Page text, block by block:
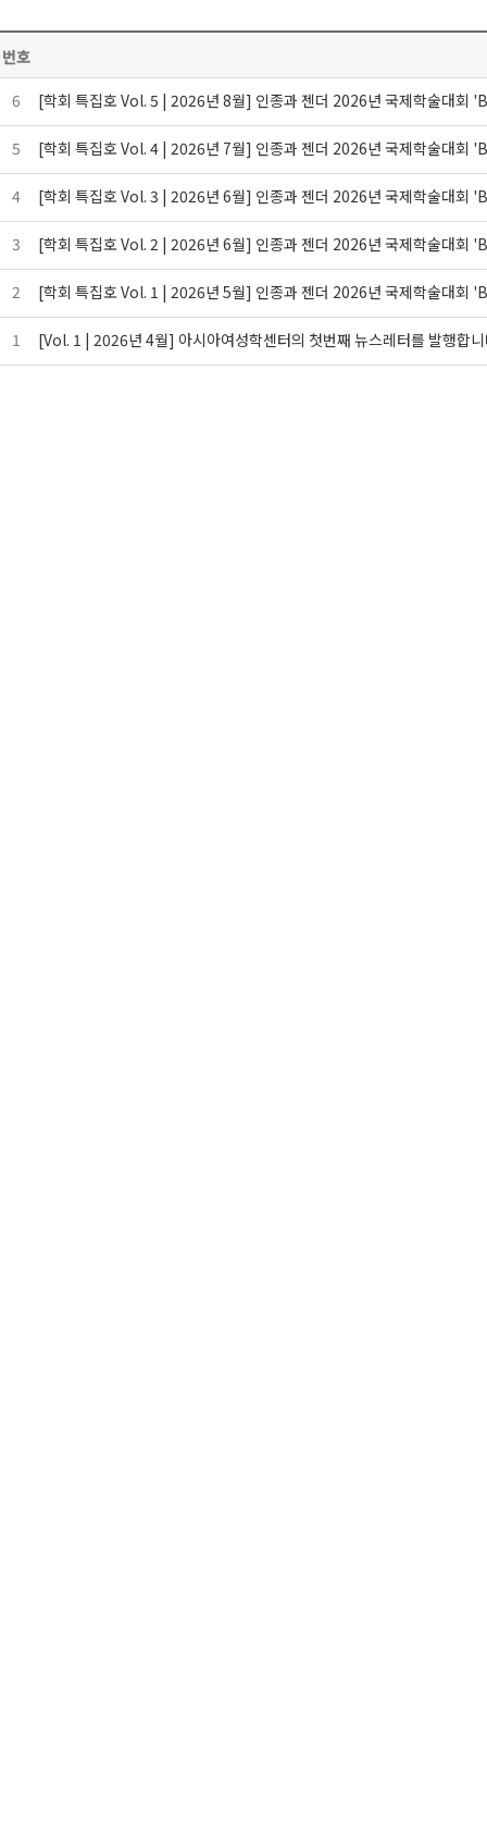
번호
6 [학회 특집호 Vol. 5 | 2026년 8월] 인종과 젠더 2026년 국제학술대
5 [학회 특집호 Vol. 4 | 2026년 7월] 인종과 젠더 2026년 국제학술대
4 [학회 특집호 Vol. 3 | 2026년 6월] 인종과 젠더 2026년 국제학술대
3 [학회 특집호 Vol. 2 | 2026년 6월] 인종과 젠더 2026년 국제학술대
2 [학회 특집호 Vol. 1 | 2026년 5월] 인종과 젠더 2026년 국제학술대
1 [Vol. 1 | 2026년 4월] 아시아여성학센터의 첫번째 뉴스레터를 발행합